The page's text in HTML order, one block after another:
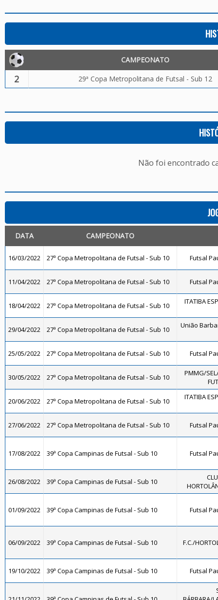
CAMPEONATO
2 29ª Copa Metropolitana de Futsal - Sub 12
Não foi encontrado
DATA CAMPEONATO
16/03/2022 27ª Copa Metropolitana de Futsal - Sub 10 Futsal
11/04/2022 27ª Copa Metropolitana de Futsal - Sub 10 Futsal
18/04/2022 27ª Copa Metropolitana de Futsal - Sub 10 ITATIBA
29/04/2022 27ª Copa Metropolitana de Futsal - Sub 10 União
25/05/2022 27ª Copa Metropolitana de Futsal - Sub 10 Futsal
30/05/2022 27ª Copa Metropolitana de Futsal - Sub 10
PMMG/
20/06/2022 27ª Copa Metropolitana de Futsal - Sub 10 ITATIBA
27/06/2022 27ª Copa Metropolitana de Futsal - Sub 10 Futsal
17/08/2022 39ª Copa Campinas de Futsal - Sub 10 Futsal
26/08/2022 39ª Copa Campinas de Futsal - Sub 10
01/09/2022 39ª Copa Campinas de Futsal - Sub 10 Futsal
06/09/2022 39ª Copa Campinas de Futsal - Sub 10 F.C./
19/10/2022 39ª Copa Campinas de Futsal - Sub 10 Futsal